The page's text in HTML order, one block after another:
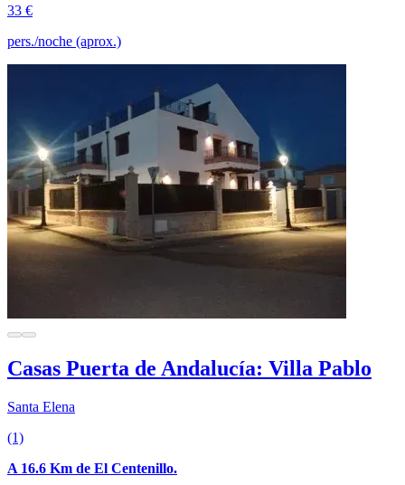
33 €
pers./noche (aprox.)
Casas Puerta de Andalucía: Villa Pablo
Santa Elena
(1)
A 16.6 Km de El Centenillo.